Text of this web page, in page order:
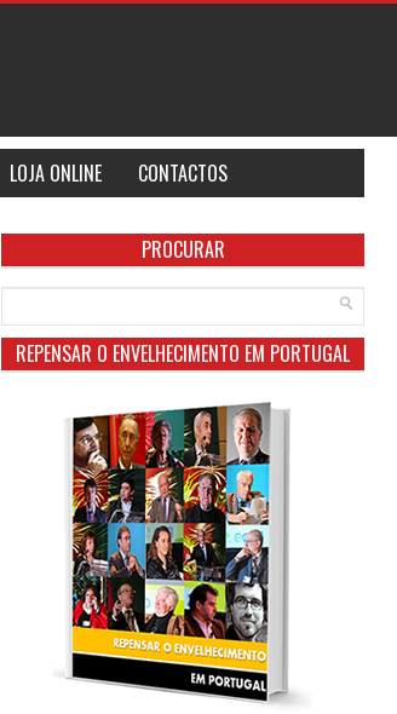
LOJA ONLINE CONTACTOS
PROCURAR
REPENSAR O ENVELHECIMENTO EM PORTUGAL